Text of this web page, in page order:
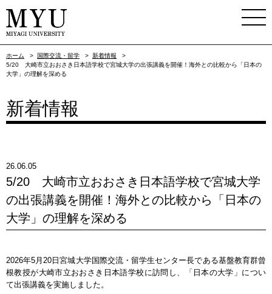
ホーム > 国際交流・留学 > 新着情報
>
5/20 大崎市立おおさき日本語学校で宮城大学の出張講義を開催！海外との比較から「日本の
大学」の理解を深める
新着情報
26.06.05
5/20 大崎市立おおさき日本語学校で宮城大学
の出張講義を開催！海外との比較から「日本の
大学」の理解を深める
2026年5月20日宮城大学国際交流・留学生センター長である基盤教育群曾
根教授が大崎市立おおさき日本語学校に訪問し、「日本の大学」につい
て出張講義を実施しました。